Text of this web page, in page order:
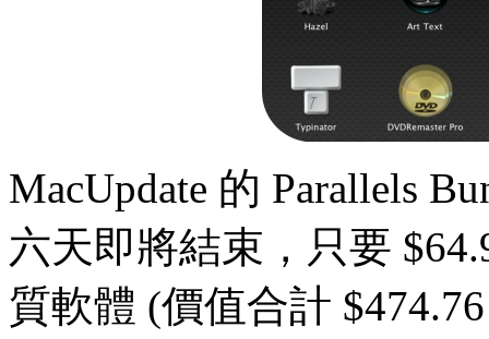
MacUpdate 的 Parallels
六天即將結束，只要
質軟體 (價值合計